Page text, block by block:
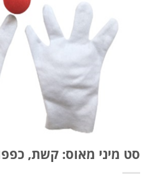
סט מיני מאוס: קשת,